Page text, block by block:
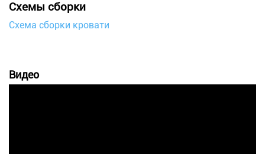
Схемы сборки
Схема сборки кровати
Видео